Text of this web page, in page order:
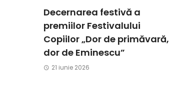
Decernarea festivă a
premiilor Festivalului
Copiilor „Dor de primăvară,
dor de Eminescu”
21 iunie 2026